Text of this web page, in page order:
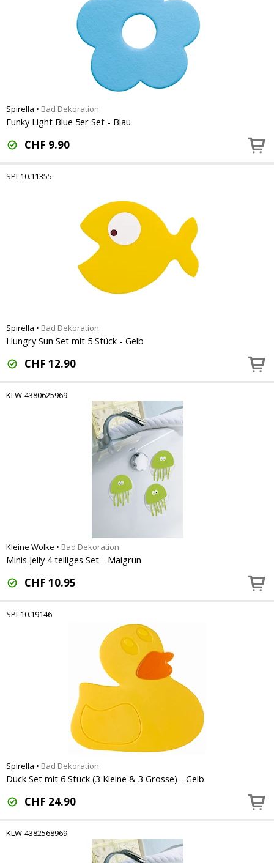
Spirella • Bad Dekoration
Funky Light Blue 5er Set - Blau
CHF 9.90
SPI-10.11355
Spirella • Bad Dekoration
Hungry Sun Set mit 5 Stück - Gelb
CHF 12.90
KLW-4380625969
Kleine Wolke • Bad Dekoration
Minis Jelly 4 teiliges Set - Maigrün
CHF 10.95
SPI-10.19146
Spirella • Bad Dekoration
Duck Set mit 6 Stück (3 Kleine & 3 Grosse) - Gelb
CHF 24.90
KLW-4382568969